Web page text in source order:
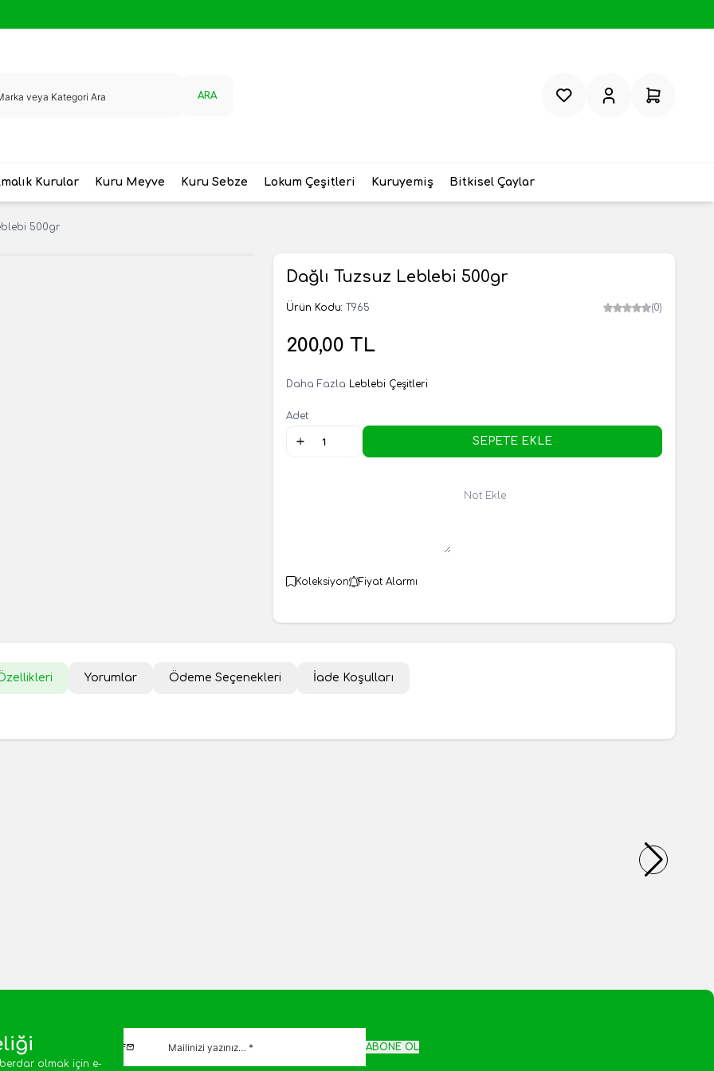
ARA FavorilerimHesabım Sepetim
Kurular Kuru Meyve Kuru Sebze Lokum Çeşitleri Kuruyemiş Bitkisel Çaylar
500gr
Dağlı Tuzsuz Leblebi 500gr
Ürün Kodu: T965 (0)
200,00 TL
Daha Fazla Leblebi Çeşitleri
Adet
SEPETE EKLE
Not Ekle
Koleksiyon Fiyat Alarmı
Yorumlar Ödeme Seçenekleri İade Koşulları
olmak için e-
ABONE OL